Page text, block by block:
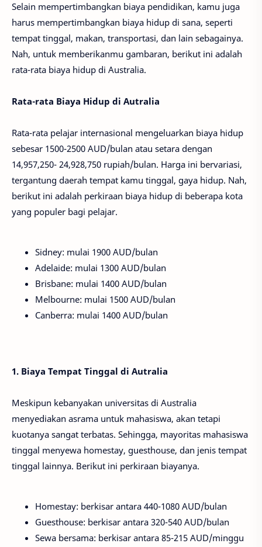
Selain mempertimbangkan biaya pendidikan, kamu juga
harus mempertimbangkan biaya hidup di sana, seperti
tempat tinggal, makan, transportasi, dan lain sebagainya.
Nah, untuk memberikanmu gambaran, berikut ini adalah
rata-rata biaya hidup di Australia.
Rata-rata Biaya Hidup di Autralia
Rata-rata pelajar internasional mengeluarkan biaya hidup
sebesar 1500-2500 AUD/bulan atau setara dengan
14,957,250- 24,928,750 rupiah/bulan. Harga ini bervariasi,
tergantung daerah tempat kamu tinggal, gaya hidup. Nah,
berikut ini adalah perkiraan biaya hidup di beberapa kota
yang populer bagi pelajar.
Sidney: mulai 1900 AUD/bulan
Adelaide: mulai 1300 AUD/bulan
Brisbane: mulai 1400 AUD/bulan
Melbourne: mulai 1500 AUD/bulan
Canberra: mulai 1400 AUD/bulan
1. Biaya Tempat Tinggal di Autralia
Meskipun kebanyakan universitas di Australia
menyediakan asrama untuk mahasiswa, akan tetapi
kuotanya sangat terbatas. Sehingga, mayoritas mahasiswa
tinggal menyewa homestay, guesthouse, dan jenis tempat
tinggal lainnya. Berikut ini perkiraan biayanya.
Homestay: berkisar antara 440-1080 AUD/bulan
Guesthouse: berkisar antara 320-540 AUD/bulan
Sewa bersama: berkisar antara 85-215 AUD/minggu